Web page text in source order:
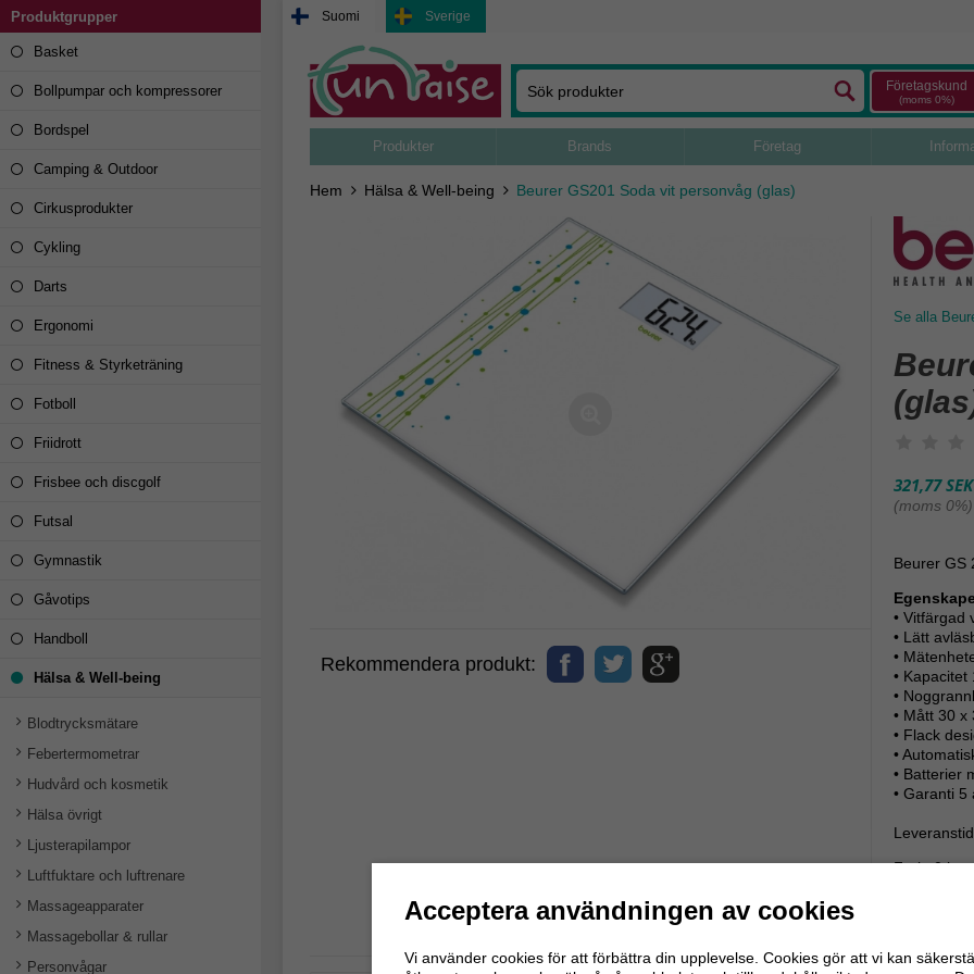
Acceptera användningen av cookies
Vi använder cookies för att förbättra din upplevelse. Cookies gör att vi kan
Suomi Sverige
Företagskund
(moms 0%)
Produkter Brands Företag
Hem Hälsa & Well-being Beurer GS201 Soda vit personvåg (glas)
Se alla
321,77 SEK
(moms 0%)
Beurer GS
• Vitfärgad
• Lätt
•
• Kapacitet
•
• Mått 30 x
• Flack
•
• Batterier
• Garanti 5
Frakt 0
Rekommendera produkt:
Produktgrupper
Basket
Bollpumpar och kompressorer
Bordspel
Camping & Outdoor
Cirkusprodukter
Cykling
Darts
Ergonomi
Fitness & Styrketräning
Fotboll
Friidrott
Frisbee och discgolf
Futsal
Gymnastik
Gåvotips
Handboll
Hälsa & Well-being
Blodtrycksmätare
Febertermometrar
Hudvård och kosmetik
Hälsa övrigt
Ljusterapilampor
Luftfuktare och luftrenare
Massageapparater
Massagebollar & rullar
Personvågar